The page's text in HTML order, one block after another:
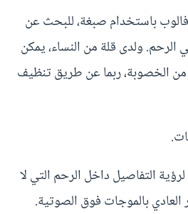
باستخدام صبغة، للبحث عن
ولدى قلة من النساء، يمكن
الخصوبة، ربما عن طريق تنظيف
التفاصيل داخل الرحم التي لا
بالموجات فوق الصوتية.